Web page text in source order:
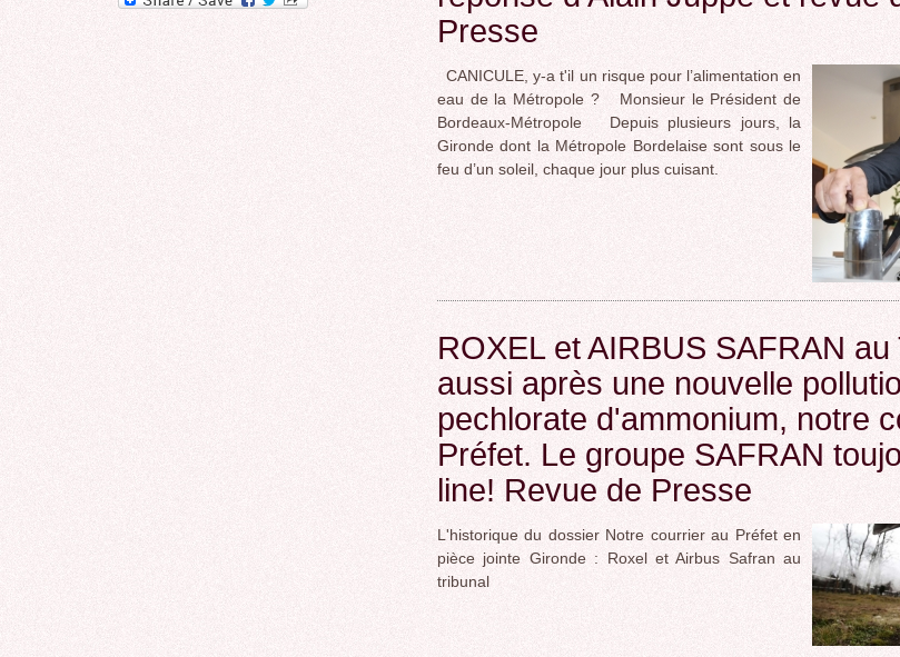
Presse
CANICULE, y-a t'il un risque pour l’alimentation en
eau de la Métropole ? Monsieur le Président de
Bordeaux-Métropole Depuis plusieurs jours, la
Gironde dont la Métropole Bordelaise sont sous le
feu d’un soleil, chaque jour plus cuisant.
ROXEL et AIRBUS SAFRAN au
aussi après une nouvelle
pechlorate d'ammonium, notre
Préfet. Le groupe SAFRAN
line! Revue de Presse
L'historique du dossier Notre courrier au Préfet en
pièce jointe Gironde : Roxel et Airbus Safran au
tribunal